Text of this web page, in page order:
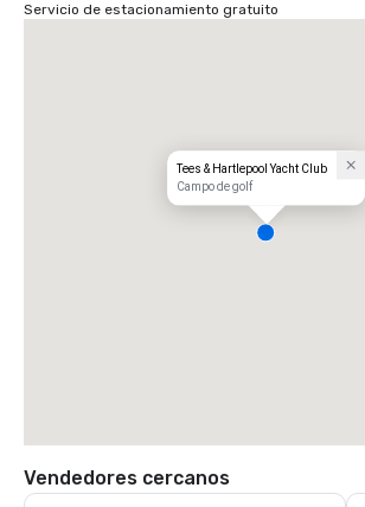
Servicio de estacionamiento gratuito
Tees & Hartlepool Yacht Club
Campo de golf
Vendedores cercanos